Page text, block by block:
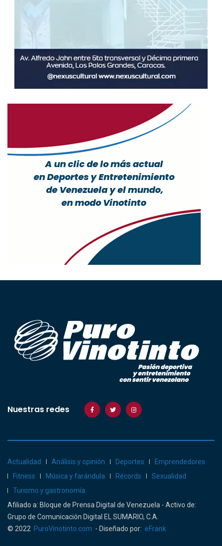
Nuestras redes
Actualidad Análisis y opinión Deportes
Emprendedores
Fitness
Música y farándula Récords
Sexualidad
Turismo y gastronomía
Afiliado a: Bloque de Prensa Digital de Venezuela - Activo de:
Grupo de Comunicación Digital EL SUMARIO, C.A.
© 2022 PuroVinotinto.com - Diseñado por: eFrank